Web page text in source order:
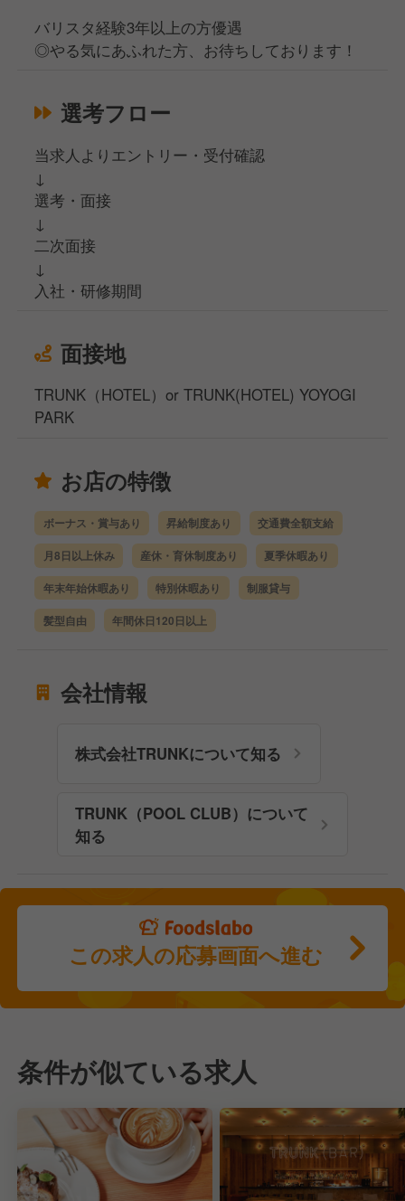
バリスタ経験3年以上の方優遇
◎やる気にあふれた方、お待ちしております！
選考フロー
当求人よりエントリー・受付確認
↓
選考・面接
↓
二次面接
↓
入社・研修期間
面接地
TRUNK（HOTEL）or TRUNK(HOTEL) YOYOGI
PARK
お店の特徴
ボーナス・賞与あり 昇給制度あり 交通費全額支給
月8日以上休み 産休・育休制度あり 夏季休暇あり
年末年始休暇あり 特別休暇あり 制服貸与
髪型自由 年間休日120日以上
会社情報
株式会社TRUNKについて知る
TRUNK（POOL CLUB）について
知る
この求人の応募画面へ進む
条件が似ている求人